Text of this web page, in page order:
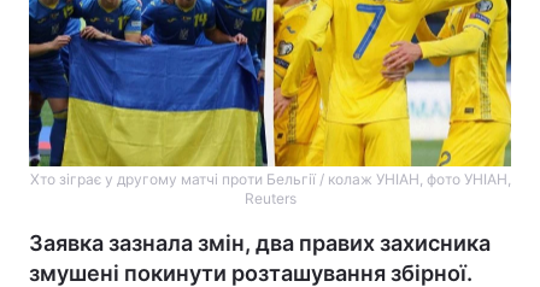
Хто зіграє у другому матчі проти Бельгії / колаж УНІАН, фото УНІАН,
Reuters
Заявка зазнала змін, два правих захисника
змушені покинути розташування збірної.